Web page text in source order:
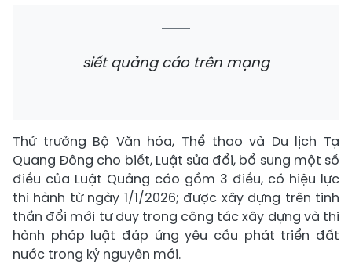
siết quảng cáo trên mạng
Thứ trưởng Bộ Văn hóa, Thể thao và Du lịch Tạ
Quang Đông cho biết, Luật sửa đổi, bổ sung một số
điều của Luật Quảng cáo gồm 3 điều, có hiệu lực
thi hành từ ngày 1/1/2026; được xây dựng trên tinh
thần đổi mới tư duy trong công tác xây dựng và thi
hành pháp luật đáp ứng yêu cầu phát triển đất
nước trong kỷ nguyên mới.